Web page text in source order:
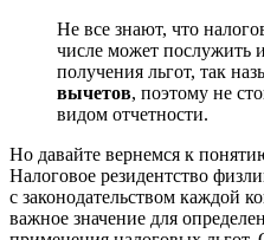
Не все знают, что
числе может послужить
получения льгот, так
вычетов, поэтому не
видом отчетности.
Но давайте вернемся к
Налоговое резидентство
с законодательством каждой
важное значение для